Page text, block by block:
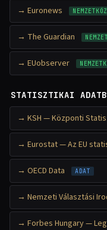
Euronews
The Guardian
EUobserver
STATISZTIKAI
KSH — Központi
Eurostat — Az EU
OECD Data ADAT
Nemzeti Választási
Forbes Hungary —